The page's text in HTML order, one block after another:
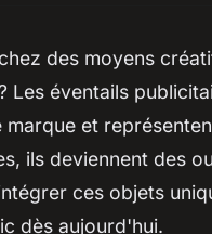
des moyens
Les éventails
marque et
ils deviennent des
ces objets
dès aujourd'hui.